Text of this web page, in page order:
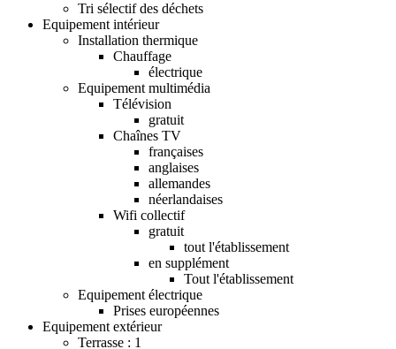
Tri sélectif des déchets
Equipement intérieur
Installation thermique
Chauffage
électrique
Equipement multimédia
Télévision
gratuit
Chaînes TV
françaises
anglaises
allemandes
néerlandaises
Wifi collectif
gratuit
tout l'établissement
en supplément
Tout l'établissement
Equipement électrique
Prises européennes
Equipement extérieur
Terrasse : 1